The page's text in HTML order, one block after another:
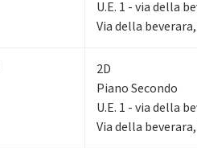
U.E. 1 - via della
Via della
2D
Piano Secondo
U.E. 1 - via della
Via della